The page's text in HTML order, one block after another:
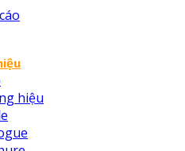
hiệu